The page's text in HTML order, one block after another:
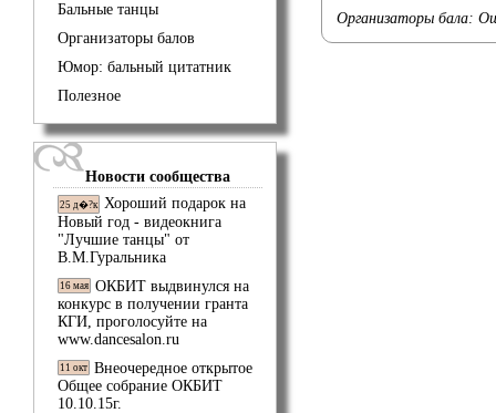
Бальные танцы
Организаторы балов
Юмор: бальный цитатник
Полезное
Новости сообщества
25 д�?к Хороший подарок на
Новый год - видеокнига
"Лучшие танцы" от
В.М.Гуральника
16 мая ОКБИТ выдвинулся на
конкурс в получении гранта
КГИ, проголосуйте на
www.dancesalon.ru
11 окт Внеочередное открытое
Общее собрание ОКБИТ
10.10.15г.
Организаторы бала: